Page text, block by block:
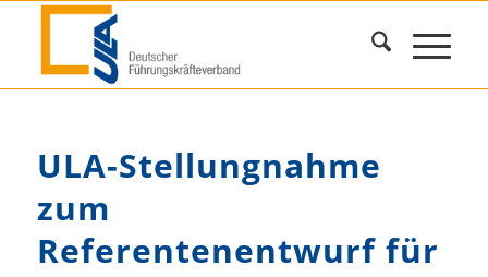
ULA-Stellungnahme
zum
Referentenentwurf für